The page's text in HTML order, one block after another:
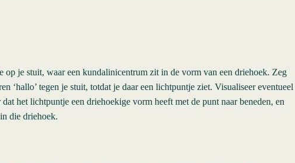
op je stuit, waar een kundalinicentrum zit in de vorm van een driehoek. Zeg
‘hallo’ tegen je stuit, totdat je daar een lichtpuntje ziet. Visualiseer eventueel
het lichtpuntje een driehoekige vorm heeft met de punt naar beneden, en
die driehoek.